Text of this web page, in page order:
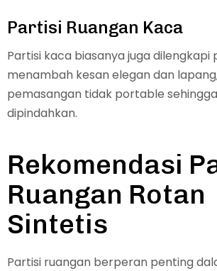
Partisi Ruangan Kaca
Partisi kaca biasanya juga dilengkapi
menambah kesan elegan dan
pemasangan tidak portable
dipindahkan.
Rekomendasi
Ruangan Rotan
Sintetis
Partisi ruangan berperan penting